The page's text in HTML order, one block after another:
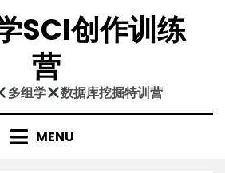
SCI创作训练
营
多组学 数据库挖掘特训营
MENU